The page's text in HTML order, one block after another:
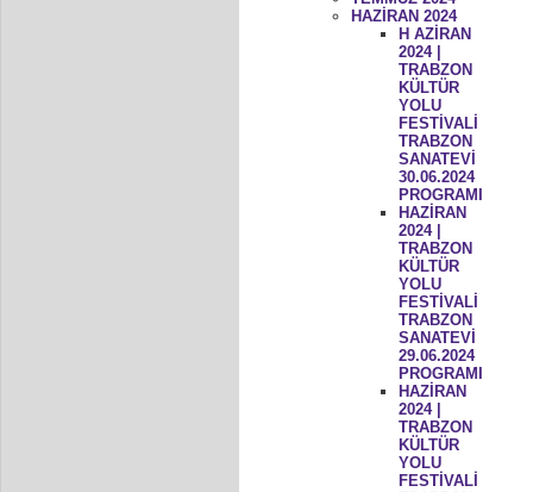
HAZİRAN 2024
H AZİRAN
2024 |
TRABZON
KÜLTÜR
YOLU
FESTİVALİ
TRABZON
SANATEVİ
30.06.2024
PROGRAMI
HAZİRAN
2024 |
TRABZON
KÜLTÜR
YOLU
FESTİVALİ
TRABZON
SANATEVİ
29.06.2024
PROGRAMI
HAZİRAN
2024 |
TRABZON
KÜLTÜR
YOLU
FESTİVALİ